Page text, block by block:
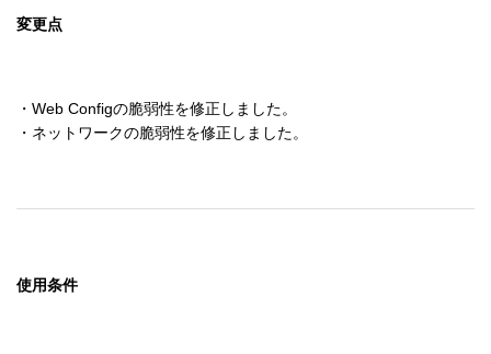
変更点
・Web Configの脆弱性を修正しました。
・ネットワークの脆弱性を修正しました。
使用条件